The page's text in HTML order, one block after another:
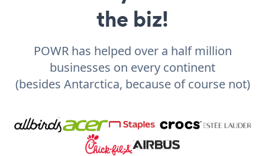
the biz!
POWR has helped over a half million
businesses on every continent
(besides Antarctica, because of course not)